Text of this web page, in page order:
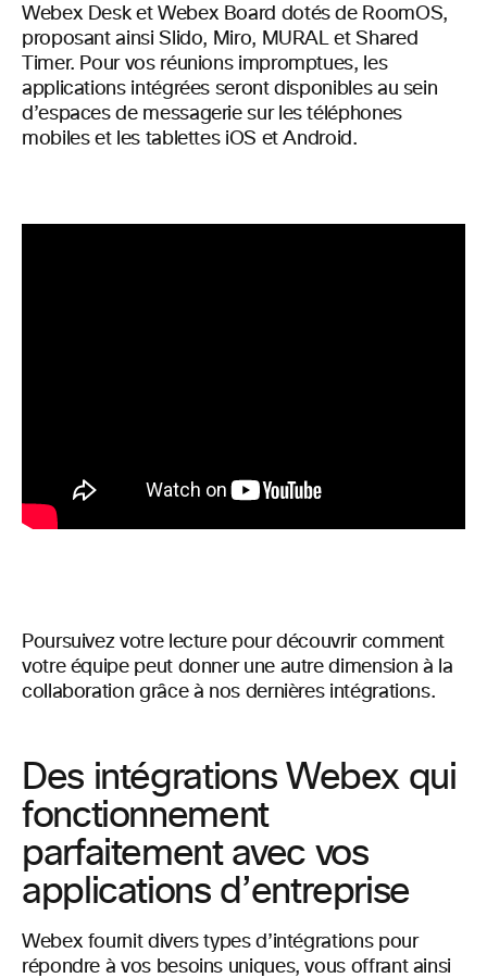
Webex Desk et Webex Board dotés de RoomOS,
proposant ainsiSlido, Miro, MURAL et Shared
Timer. Pour vos réunions impromptues, les
applications intégrées seront disponibles au sein
d’espaces de messagerie sur les téléphones
mobiles et les tablettes iOS et Android.
Poursuivez votre lecture pour découvrir comment
votre équipe peut donner une autre dimension à la
collaboration grâce à nos dernières intégrations.
Des intégrations Webex qui
fonctionnement
parfaitement avec vos
applications d’entreprise
Webex fournit divers types d’intégrations pour
répondre à vos besoins uniques, vous offrant ainsi